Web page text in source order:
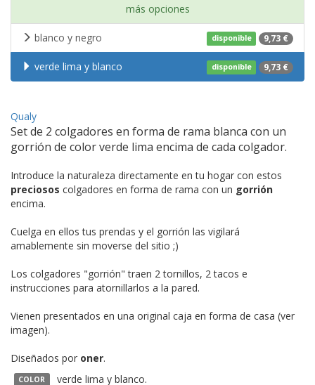
más opciones
disponible 9,73 €
blanco y negro
disponible 9,73 €
verde lima y blanco
Qualy
Set de 2 colgadores en forma de rama blanca con un
gorrión de color verde lima encima de cada colgador.
Introduce la naturaleza directamente en tu hogar con estos
preciosos colgadores en forma de rama con un gorrión
encima.
Cuelga en ellos tus prendas y el gorrión las vigilará
amablemente sin moverse del sitio ;)
Los colgadores "gorrión" traen 2 tornillos, 2 tacos e
instrucciones para atornillarlos a la pared.
Vienen presentados en una original caja en forma de casa (ver
imagen).
Diseñados por oner.
COLOR verde lima y blanco.